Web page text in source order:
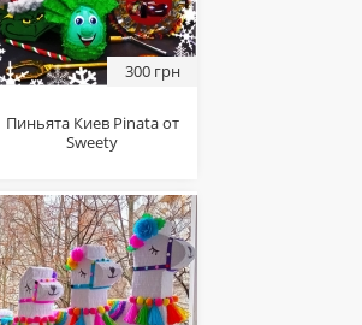
300 грн
Пиньята Киев Pinata от
Sweety